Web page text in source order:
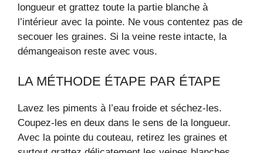
longueur et grattez toute la partie blanche à
l’intérieur avec la pointe. Ne vous contentez pas de
secouer les graines. Si la veine reste intacte, la
démangeaison reste avec vous.
LA MÉTHODE ÉTAPE PAR ÉTAPE
Lavez les piments à l’eau froide et séchez-les.
Coupez-les en deux dans le sens de la longueur.
Avec la pointe du couteau, retirez les graines et